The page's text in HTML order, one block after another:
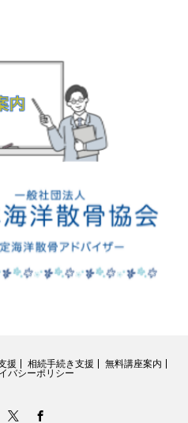
援 相続手続き支援
無料講座案内
バシーポリシー